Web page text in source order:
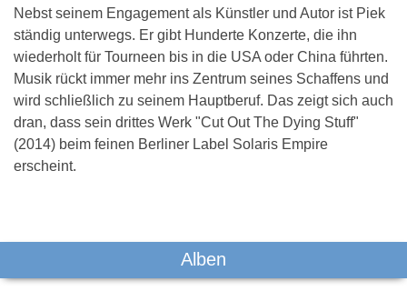
Nebst seinem Engagement als Künstler und Autor ist Piek
ständig unterwegs. Er gibt Hunderte Konzerte, die ihn
wiederholt für Tourneen bis in die USA oder China führten.
Musik rückt immer mehr ins Zentrum seines Schaffens und
wird schließlich zu seinem Hauptberuf. Das zeigt sich auch
dran, dass sein drittes Werk "Cut Out The Dying Stuff"
(2014) beim feinen Berliner Label Solaris Empire
erscheint.
Das könnte Dich auch interessieren:
Alben